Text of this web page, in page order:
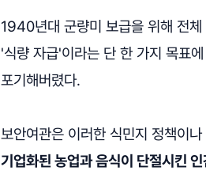
1940년대 군량미 보급을 위해 전
'식량 자급'이라는 단 한 가지 목표
포기해버렸다.
보안여관은 이러한 식민지 정책이
기업화된 농업과 음식이 단절시킨